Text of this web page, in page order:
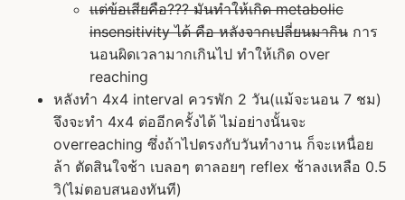
แต่ข้อเสียคือ??? มันทำให้เกิด metabolic
insensitivity ได้ คือ หลังจากเปลี่ยนมากินการ
นอนผิดเวลามากเกินไป ทำให้เกิด over
reaching
หลังทำ 4x4 interval ควรพัก 2 วัน(แม้จะนอน 7 ชม)
จึงจะทำ 4x4 ต่ออีกครั้งได้ ไม่อย่างนั้นจะ
overreaching ซึ่งถ้าไปตรงกับวันทำงาน ก็จะเหนื่อย
ล้า ตัดสินใจช้า เบลอๆ ตาลอยๆ reflex ช้าลงเหลือ 0.5
วิ(ไม่ตอบสนองทันที)